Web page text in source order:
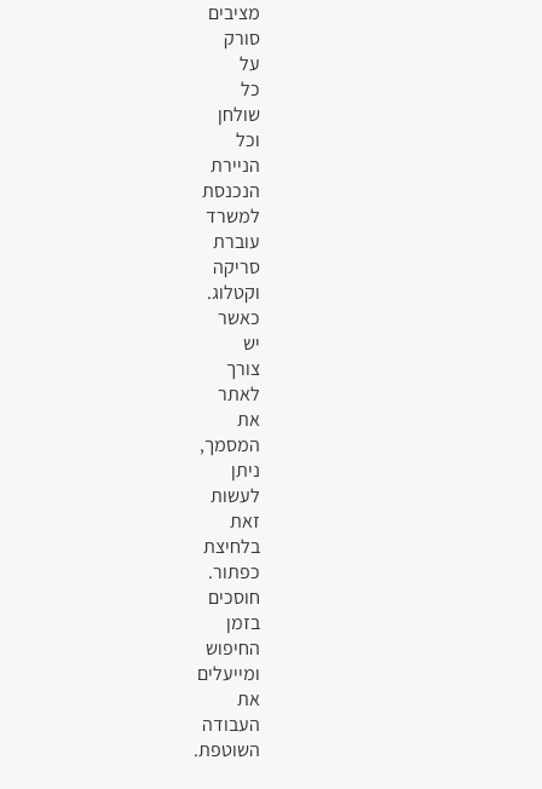
מציבים
סורק
על
כל
שולחן
וכל
הניירת
הנכנסת
למשרד
עוברת
סריקה
וקטלוג.
כאשר
יש
צורך
לאתר
את
המסמך,
ניתן
לעשות
זאת
בלחיצת
כפתור.
חוסכים
בזמן
החיפוש
ומייעלים
את
העבודה
השוטפת.